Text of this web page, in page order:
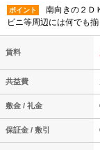
ポイント
南向きの２Ｄ
ビニ等周辺には何でも揃
賃料
共益費
敷金 / 礼金
保証金 / 敷引